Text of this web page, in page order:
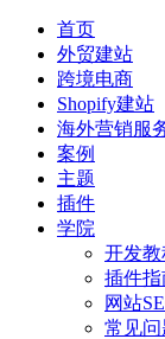
首页
外贸建站
跨境电商
Shopify建站
海外营销服
案例
主题
插件
学院
开发教
插件指
网站
常见问